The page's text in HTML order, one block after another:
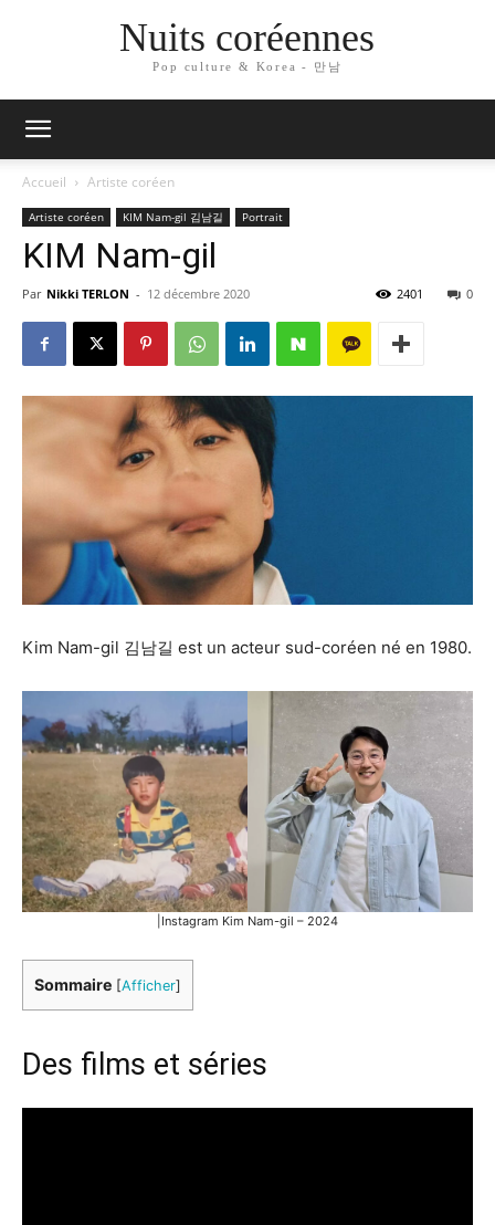
Nuits coréennes
Pop culture & Korea - 만남
Accueil Artiste coréen
Artiste coréen KIM Nam-gil 김남길 Portrait
KIM Nam-gil
Par Nikki TERLON - 12 décembre 2020 0
2401
Kim Nam-gil 김남길 est un acteur sud-coréen né en 1980.
|Instagram Kim Nam-gil – 2024
Sommaire [Afficher]
Des films et séries